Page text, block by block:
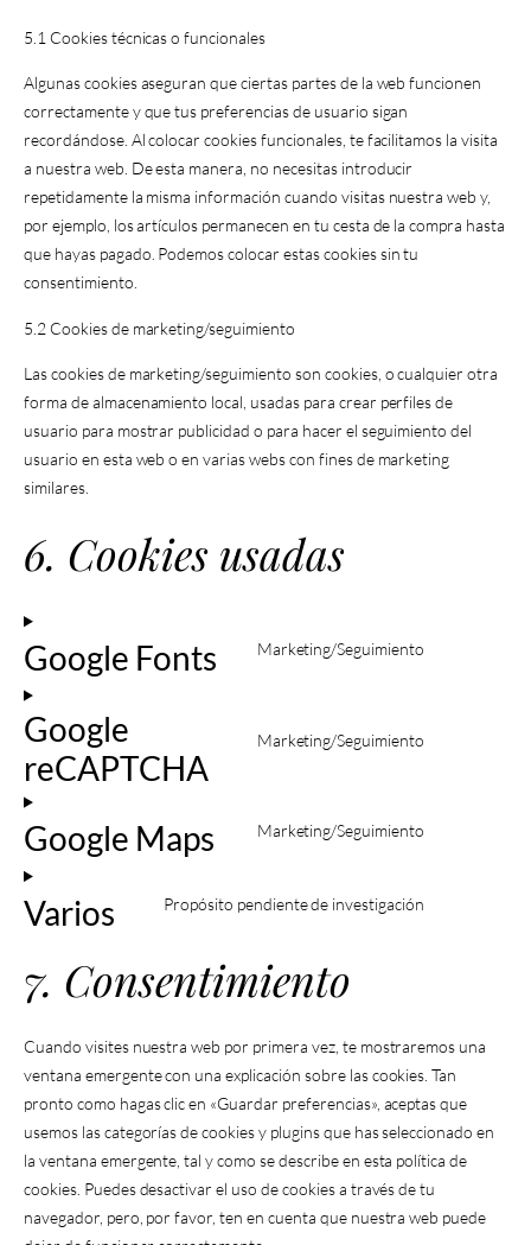
5.1 Cookies técnicas o funcionales
Algunas cookies aseguran que ciertas partes de la web funcionen
correctamente y que tus preferencias de usuario sigan
recordándose. Al colocar cookies funcionales, te facilitamos la visita
a nuestra web. De esta manera, no necesitas introducir
repetidamente la misma información cuando visitas nuestra web y,
por ejemplo, los artículos permanecen en tu cesta de la compra hasta
que hayas pagado. Podemos colocar estas cookies sin tu
consentimiento.
5.2 Cookies de marketing/seguimiento
Las cookies de marketing/seguimiento son cookies, o cualquier otra
forma de almacenamiento local, usadas para crear perfiles de
usuario para mostrar publicidad o para hacer el seguimiento del
usuario en esta web o en varias webs con fines de marketing
similares.
6. Cookies usadas
Google Fonts Marketing/Seguimiento
Google
reCAPTCHA
Marketing/Seguimiento
Google Maps Marketing/Seguimiento
Varios Propósito pendiente de investigación
7. Consentimiento
Cuando visites nuestra web por primera vez, te mostraremos una
ventana emergente con una explicación sobre las cookies. Tan
pronto como hagas clic en «Guardar preferencias», aceptas que
usemos las categorías de cookies y plugins que has seleccionado en
la ventana emergente, tal y como se describe en esta política de
cookies. Puedes desactivar el uso de cookies a través de tu
navegador, pero, por favor, ten en cuenta que nuestra web puede